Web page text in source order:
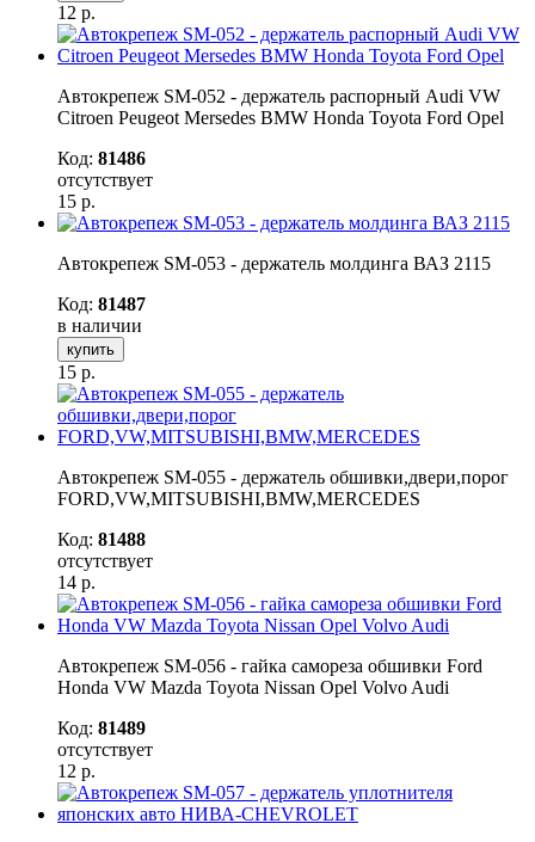
12 р.
Автокрепеж SM-052 - держатель распорный Audi VW
Citroen Peugeot Mersedes BMW Honda Toyota Ford Opel
Код: 81486
отсутствует
15 р.
Автокрепеж SM-053 - держатель молдинга ВАЗ 2115
Код: 81487
в наличии
купить
15 р.
Автокрепеж SM-055 - держатель обшивки,двери,порог
FORD,VW,MITSUBISHI,BMW,MERCEDES
Код: 81488
отсутствует
14 р.
Автокрепеж SM-056 - гайка самореза обшивки Ford
Honda VW Mazda Toyota Nissan Opel Volvo Audi
Код: 81489
отсутствует
12 р.